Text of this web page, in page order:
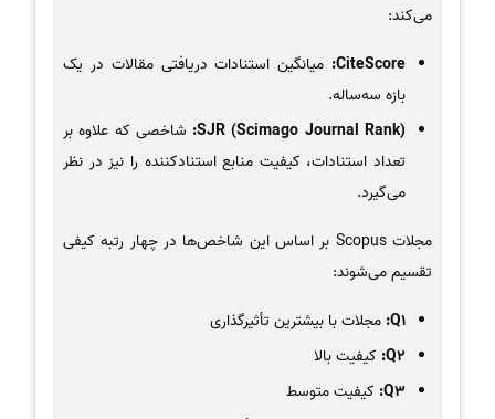
می‌کند:
CiteScore: میانگین استنادات دریافتی مقالات در یک
بازه سه‌ساله.
SJR (Scimago Journal Rank): شاخصی که علاوه بر
تعداد استنادات، کیفیت منابع استنادکننده را نیز در نظر
می‌گیرد.
مجلات Scopus بر اساس این شاخص‌ها در چهار رتبه کیفی
تقسیم می‌شوند:
Q1: مجلات با بیشترین تأثیرگذاری
Q2: کیفیت بالا
Q3: کیفیت متوسط